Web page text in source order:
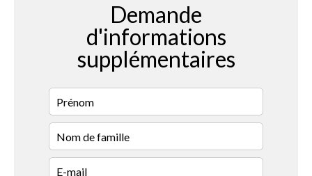
Demande
d'informations
supplémentaires